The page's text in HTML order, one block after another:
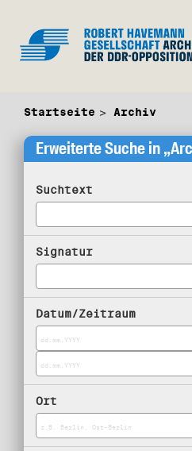
Startseite Archiv
Erweiterte Suche in
Suchtext
Signatur
Datum/Zeitraum
Ort